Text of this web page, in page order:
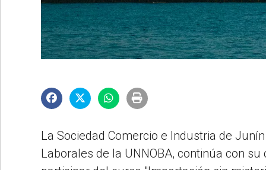
©2007/2026
La Sociedad Comercio e Industria de
Laborales de la UNNOBA, continúa con